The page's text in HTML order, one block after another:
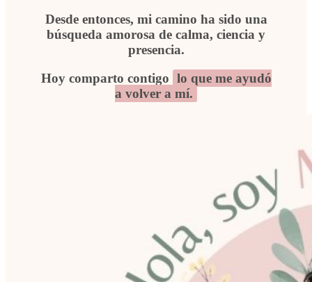
Desde entonces, mi camino ha sido una
búsqueda amorosa de calma, ciencia y
presencia.
Hoy comparto contigo lo que me ayudó
a volver a mí.